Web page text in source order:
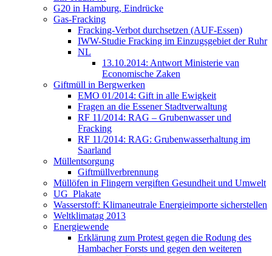
G20 in Hamburg, Eindrücke
Gas-Fracking
Fracking-Verbot durchsetzen (AUF-Essen)
IWW-Studie Fracking im Einzugsgebiet der Ruhr
NL
13.10.2014: Antwort Ministerie van
Economische Zaken
Giftmüll in Bergwerken
EMO 01/2014: Gift in alle Ewigkeit
Fragen an die Essener Stadtverwaltung
RF 11/2014: RAG – Grubenwasser und
Fracking
RF 11/2014: RAG: Grubenwasserhaltung im
Saarland
Müllentsorgung
Giftmüllverbrennung
Müllöfen in Flingern vergiften Gesundheit und Umwelt
UG_Plakate
Wasserstoff: Klimaneutrale Energieimporte sicherstellen
Weltklimatag 2013
Energiewende
Erklärung zum Protest gegen die Rodung des
Hambacher Forsts und gegen den weiteren